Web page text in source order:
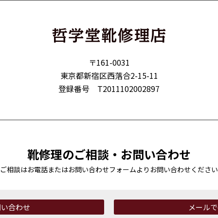
〒161-0031
東京都新宿区西落合2-15-11
登録番号 T2011102002897
靴修理のご相談・お問い合わせ
ご相談はお電話またはお問い合わせフォームより お問い合わせください
合わせ メール